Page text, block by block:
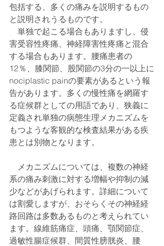
包括する、多くの痛みを説明するもの
と説明されうるものです。
単独で起こる場合もありますし、侵
害受容性疼痛、神経障害性疼痛と混合
する場合もあります。腰痛患者の
12％、膝関節、股関節の3分の一以上に
nociplastic painの要素があるという報
告があります。多くの慢性痛を網羅す
る症候群としての用語であり、狭義に
定義され単独の病態生理メカニズムを
もつような客観的な検査結果がある疾
患とは別物となります。
メカニズムについては、複数の神経
系の痛み刺激に対する増幅や抑制の減
少などがあげられます。詳細について
は割愛しますが、おそらくその神経経
路回路は多数あるものと考えられてい
ます。線維筋痛症、頭痛、顎関節症、
過敏性腸症候群、間質性膀胱炎、腰